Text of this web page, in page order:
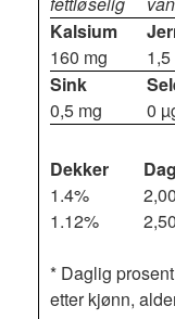
Kalsium
160 mg
Sink
0,5 mg
0
Dekker
1.4%
1.12%
* Daglig
etter kjønn,